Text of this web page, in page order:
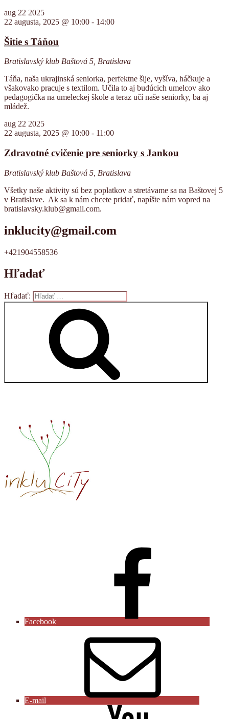
aug 22 2025
22 augusta, 2025 @ 10:00 - 14:00
Šitie s Táňou
Bratislavský klub Baštová 5, Bratislava
Táňa, naša ukrajinská seniorka, perfektne šije, vyšíva, háčkuje a
všakovako pracuje s textilom. Učila to aj budúcich umelcov ako
pedagogička na umeleckej škole a teraz učí naše seniorky, ba aj
mládež.
aug 22 2025
22 augusta, 2025 @ 10:00 - 11:00
Zdravotné cvičenie pre seniorky s Jankou
Bratislavský klub Baštová 5, Bratislava
Všetky naše aktivity sú bez poplatkov a stretávame sa na Baštovej 5
v Bratislave. Ak sa k nám chcete pridať, napíšte nám vopred na
bratislavsky.klub@gmail.com.
inklucity@gmail.com
+421904558536
Hľadať
Hľadať:
Facebook
E-mail